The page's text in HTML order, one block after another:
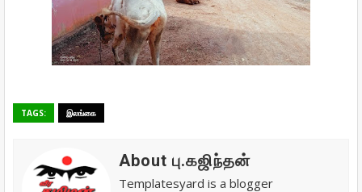
TAGS: இலங்கை
About பு.கஜிந்தன்
Templatesyard is a blogger